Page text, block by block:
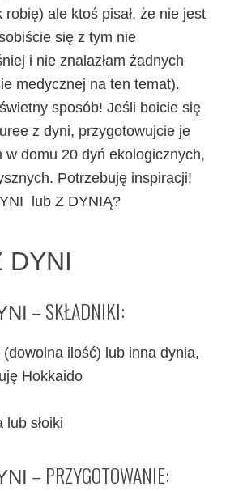
robię) ale ktoś pisał, że nie jest
się z tym nie
i nie znalazłam żadnych
medycznej na ten temat).
sposób! Jeśli boicie się
z dyni, przygotowujcie je
w domu 20 dyń ekologicznych,
Potrzebuję inspiracji!
lub Z DYNIĄ?
DYNI
– SKŁADNIKI:
(dowolna ilość) lub inna dynia,
Hokkaido
lub słoiki
– PRZYGOTOWANIE: